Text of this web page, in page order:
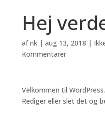
Hej
afnk| aug 13, 2018 |
Kommentarer
Velkommen til
Rediger eller slet det og